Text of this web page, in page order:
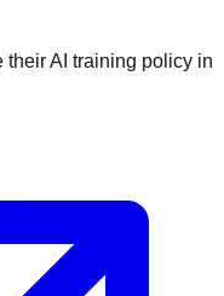
AI training policy in